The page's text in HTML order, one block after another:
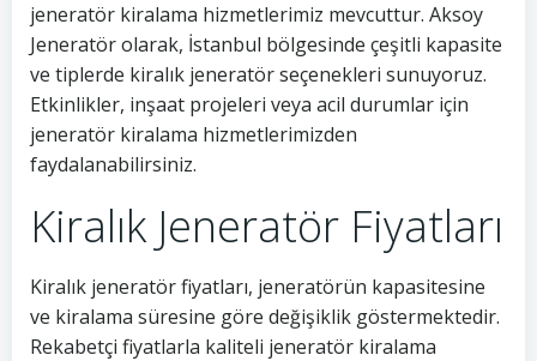
jeneratör kiralama hizmetlerimiz mevcuttur. Aksoy
Jeneratör olarak, İstanbul bölgesinde çeşitli kapasite
ve tiplerde kiralık jeneratör seçenekleri sunuyoruz.
Etkinlikler, inşaat projeleri veya acil durumlar için
jeneratör kiralama hizmetlerimizden
faydalanabilirsiniz.
Kiralık Jeneratör Fiyatları
Kiralık jeneratör fiyatları, jeneratörün kapasitesine
ve kiralama süresine göre değişiklik göstermektedir.
Rekabetçi fiyatlarla kaliteli jeneratör kiralama